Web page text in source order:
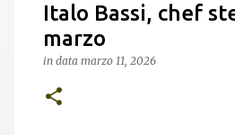
Italo Bassi, chef
marzo
in data marzo 11, 2026